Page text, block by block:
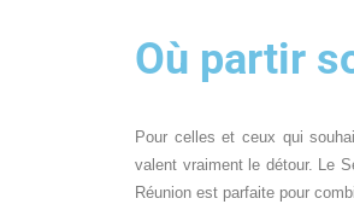
Où partir
Pour celles et ceux qui
valent vraiment le détour. Le
Réunion est parfaite pour